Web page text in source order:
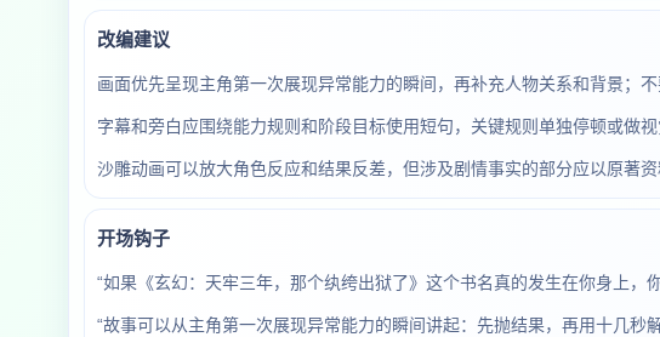
改编建议
画面优先呈现主角第一次展现异常能力的瞬间，再补充人物关系和背景；不
字幕和旁白应围绕能力规则和阶段目标使用短句，关键规则单独停顿或做视
沙雕动画可以放大角色反应和结果反差，但涉及剧情事实的部分应以原著资
开场钩子
“如果《玄幻：天牢三年，那个纨绔出狱了》这个书名真的发生在你身上，
“故事可以从主角第一次展现异常能力的瞬间讲起：先抛结果，再用十几秒